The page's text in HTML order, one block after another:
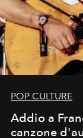
POP CULTURE
Addio a
canzone